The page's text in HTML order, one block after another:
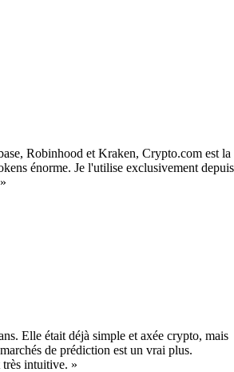
Robinhood et Kraken, Crypto.com est la
énorme. Je l'utilise exclusivement depuis
Elle était déjà simple et axée crypto, mais
de prédiction est un vrai plus.
intuitive. »